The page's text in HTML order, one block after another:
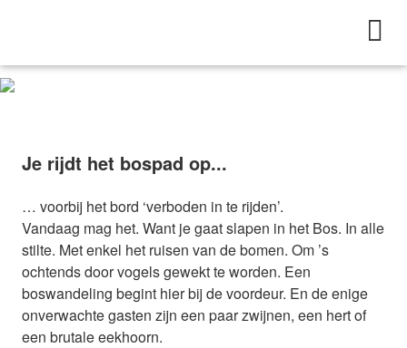
Je rijdt het bospad op...
… voorbij het bord ‘verboden in te rijden’.
Vandaag mag het. Want je gaat slapen in het Bos. In alle
stilte. Met enkel het ruisen van de bomen. Om ’s
ochtends door vogels gewekt te worden. Een
boswandeling begint hier bij de voordeur. En de enige
onverwachte gasten zijn een paar zwijnen, een hert of
een brutale eekhoorn.